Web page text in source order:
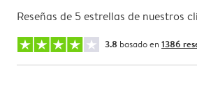
Reseñas de 5 estrellas de nuestros
3.8 basado en 1386